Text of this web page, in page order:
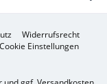
Widerrufsrecht
Cookie Einstellungen